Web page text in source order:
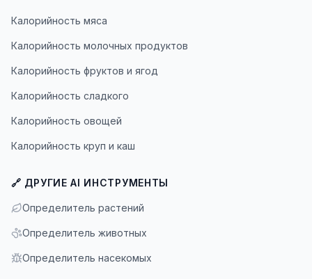
Калорийность мяса
Калорийность молочных продуктов
Калорийность фруктов и ягод
Калорийность сладкого
Калорийность овощей
Калорийность круп и каш
🔗 ДРУГИЕ AI ИНСТРУМЕНТЫ
Определитель растений
Определитель животных
Определитель насекомых